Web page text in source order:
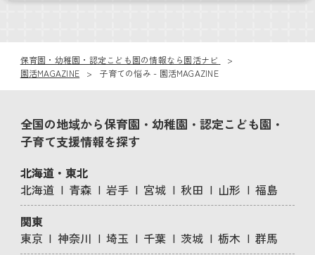
保育園・幼稚園・認定こども園の情報なら園活ナビ
園活MAGAZINE
子育ての悩み - 園活MAGAZINE
全国の地域から保育園・幼稚園・認定こども園・
子育て支援情報を探す
北海道・東北
北海道
青森 岩手 宮城 秋田 山形
福島
関東
東京
神奈川 埼玉 千葉 茨城 栃木
群馬